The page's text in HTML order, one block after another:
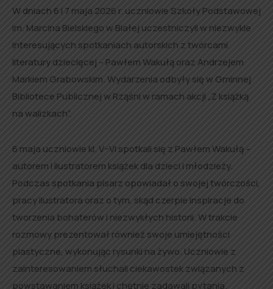
W dniach 6 i 7 maja 2026 r. uczniowie Szkoły Podstawowej
im. Marcina Bielskiego w Białej uczestniczyli w niezwykle
interesujących spotkaniach autorskich z twórcami
literatury dziecięcej – Pawłem Wakułą oraz Andrzejem
Markiem Grabowskim. Wydarzenia odbyły się w Gminnej
Bibliotece Publicznej w Rząśni w ramach akcji „Z książką
na walizkach”.
6 maja uczniowie kl. V–VI spotkali się z Pawłem Wakułą –
autorem i ilustratorem książek dla dzieci i młodzieży.
Podczas spotkania pisarz opowiadał o swojej twórczości,
pracy ilustratora oraz o tym, skąd czerpie inspiracje do
tworzenia bohaterów i niezwykłych historii. W trakcie
rozmowy prezentował również swoje umiejętności
plastyczne, wykonując rysunki na żywo. Uczniowie z
zainteresowaniem słuchali ciekawostek związanych z
powstawaniem książek i chętnie zadawali pytania.